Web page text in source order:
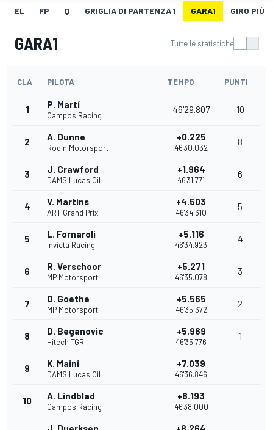
EL FP Q GRIGLIA DI PARTENZA 1 GARA1 GIRO PIÙ
GARA1 Tutte le statistiche
CLA PILOTA TEMPO PUNTI
1 P. Martí
Campos Racing
46'29.807 10
2 A. Dunne
Rodin Motorsport
+0.225
46'30.032
8
3 J. Crawford
DAMS Lucas Oil
+1.964
46'31.771
6
4 V. Martins
ART Grand Prix
+4.503
46'34.310
5
5 L. Fornaroli
Invicta Racing
+5.116
46'34.923
4
6 R. Verschoor
MP Motorsport
+5.271
46'35.078
3
7 O. Goethe
MP Motorsport
+5.565
46'35.372
2
8 D. Beganovic
Hitech TGR
+5.969
46'35.776
1
9 K. Maini
DAMS Lucas Oil
+7.039
46'36.846
10 A. Lindblad
Campos Racing
+8.193
46'38.000